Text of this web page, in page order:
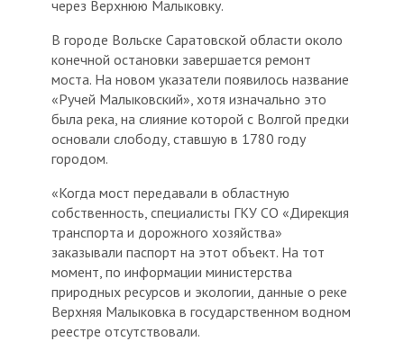
через Верхнюю Малыковку.
В городе Вольске Саратовской области около
конечной остановки завершается ремонт
моста. На новом указатели появилось название
«Ручей Малыковский», хотя изначально это
была река, на слияние которой с Волгой предки
основали слободу, ставшую в 1780 году
городом.
«Когда мост передавали в областную
собственность, специалисты ГКУ СО «Дирекция
транспорта и дорожного хозяйства»
заказывали паспорт на этот объект. На тот
момент, по информации министерства
природных ресурсов и экологии, данные о реке
Верхняя Малыковка в государственном водном
реестре отсутствовали.